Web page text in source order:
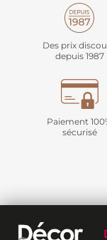
Des prix
depuis 1987
Paiement
sécurisé